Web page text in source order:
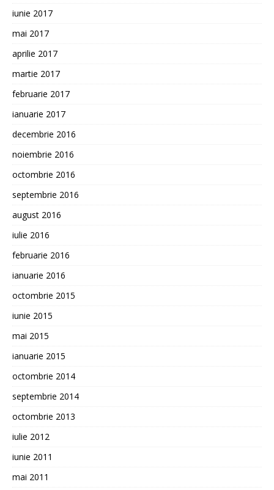
iunie 2017
mai 2017
aprilie 2017
martie 2017
februarie 2017
ianuarie 2017
decembrie 2016
noiembrie 2016
octombrie 2016
septembrie 2016
august 2016
iulie 2016
februarie 2016
ianuarie 2016
octombrie 2015
iunie 2015
mai 2015
ianuarie 2015
octombrie 2014
septembrie 2014
octombrie 2013
iulie 2012
iunie 2011
mai 2011